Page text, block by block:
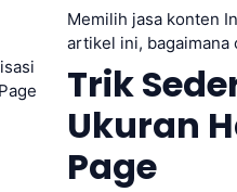
Memilih jasa konten
artikel ini, bagaimana
Trik
Ukuran
Page